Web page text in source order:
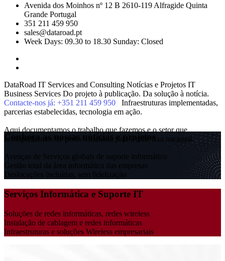
Avenida dos Moinhos nº 12 B 2610-119 Alfragide Quinta
Grande Portugal
351 211 459 950
sales@dataroad.pt
Week Days: 09.30 to 18.30 Sunday: Closed
DataRoad IT Services and Consulting Notícias e Projetos IT
Business Services Do projeto à publicação. Da solução à notícia.
Contacte-nos já: +351 211 459 950
Infraestruturas implementadas,
parcerias estabelecidas, tecnologia em ação.
Aqui documentamos o trabalho que fazemos e o setor que
acompanhamos de perto.
chamada para a rede fixa nacional
Conheça as nossas notícias e projetos
Avenças de Serviços globais de suporte informático
Gestão total da área informática das empresas
Deslocações incluídas, sem fidelização
Serviços Informática e Suporte IT
Soluções de redes informáticas, redes wireless
Instalação de cablagem e redes informáticas
Infraestruturas e soluções Wireless empresariais